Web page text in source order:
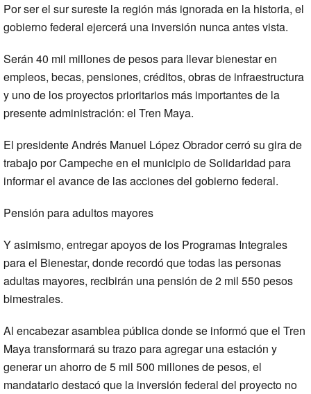
Por ser el sur sureste la región más ignorada en la historia, el
gobierno federal ejercerá una inversión nunca antes vista.
Serán 40 mil millones de pesos para llevar bienestar en
empleos, becas, pensiones, créditos, obras de infraestructura
y uno de los proyectos prioritarios más importantes de la
presente administración: el Tren Maya.
El presidente Andrés Manuel López Obrador cerró su gira de
trabajo por Campeche en el municipio de Solidaridad para
informar el avance de las acciones del gobierno federal.
Pensión para adultos mayores
Y asimismo, entregar apoyos de los Programas Integrales
para el Bienestar, donde recordó que todas las personas
adultas mayores, recibirán una pensión de 2 mil 550 pesos
bimestrales.
Al encabezar asamblea pública donde se informó que el Tren
Maya transformará su trazo para agregar una estación y
generar un ahorro de 5 mil 500 millones de pesos, el
mandatario destacó que la inversión federal del proyecto no